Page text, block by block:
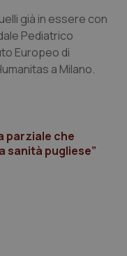
già in essere con
Pediatrico
Europeo di
a Milano.
parziale che
sanità pugliese”